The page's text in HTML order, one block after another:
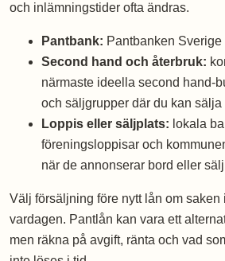
och inlämningstider ofta ändras.
Pantbank: Pantbanken Sverige
Second hand och återbruk:
närmaste ideella second hand-
och säljgrupper där du kan sälja
Loppis eller säljplats: lokala
föreningsloppisar och
när de annonserar bord eller
Välj försäljning före nytt lån om saken
vardagen. Pantlån kan vara ett
men räkna på avgift, ränta och vad